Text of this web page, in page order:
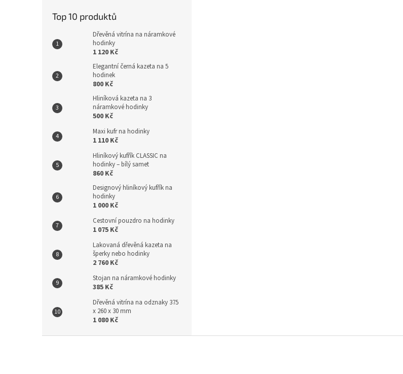
Top 10 produktů
Dřevěná vitrína na náramkové
hodinky
1 120 Kč
Elegantní černá kazeta na 5
hodinek
800 Kč
Hliníková kazeta na 3
náramkové hodinky
500 Kč
Maxi kufr na hodinky
1 110 Kč
Hliníkový kufřík CLASSIC na
hodinky – bílý samet
860 Kč
Designový hliníkový kufřík na
hodinky
1 000 Kč
Cestovní pouzdro na hodinky
1 075 Kč
Lakovaná dřevěná kazeta na
šperky nebo hodinky
2 760 Kč
Stojan na náramkové hodinky
385 Kč
Dřevěná vitrína na odznaky 375
x 260 x 30 mm
1 080 Kč